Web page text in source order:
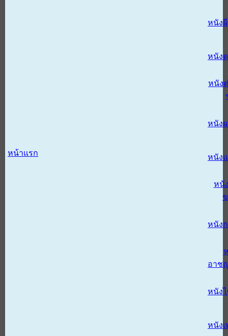
หน้าแรก
หนังผี
หนัง
หนัง
หนัง
หนัง
หนั
หนัง
อาช
หนัง
หนังเ